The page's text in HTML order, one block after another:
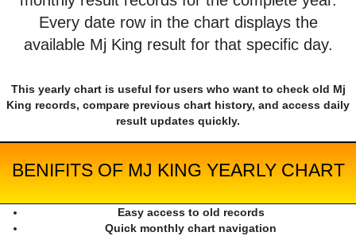
Every date row in the chart displays the
available Mj King result for that specific day.
This yearly chart is useful for users who want to check old Mj
King records, compare previous chart history, and access daily
result updates quickly.
BENIFITS OF MJ KING YEARLY CHART
Easy access to old records
Quick monthly chart navigation